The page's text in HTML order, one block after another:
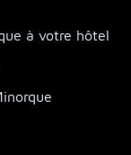
à votre hôtel